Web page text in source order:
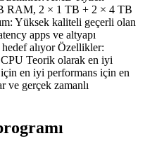
RAM, 2 × 1 TB + 2 × 4 TB
Yüksek kaliteli geçerli olan
apps ve altyapı
hedef alıyor Özellikler:
Teorik olarak en iyi
en iyi performans için en
ve gerçek zamanlı